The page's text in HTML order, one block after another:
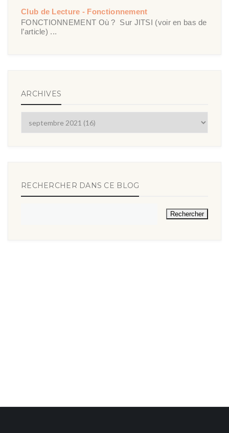
Club de Lecture - Fonctionnement
FONCTIONNEMENT Où ? Sur JITSI (voir en bas de
l’article) ...
ARCHIVES
RECHERCHER DANS CE BLOG